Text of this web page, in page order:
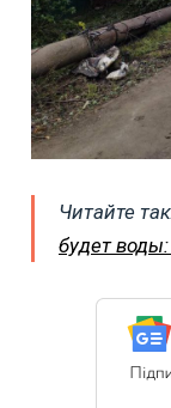
Читайте
будет